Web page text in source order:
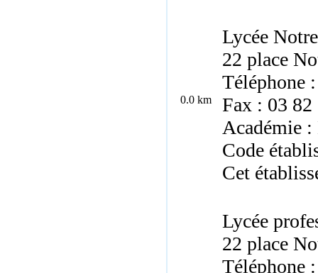
0.0 km
Lycée
22 place
Téléphone
Fax : 03 82
Académie
Code
Cet
Lycée
22 place
Téléphone